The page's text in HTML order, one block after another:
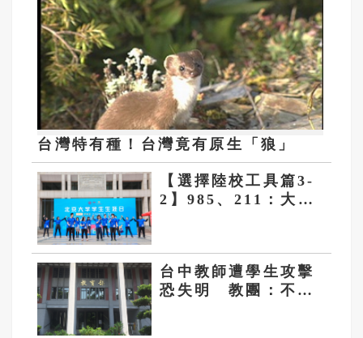
台灣特有種！台灣竟有原生「狼」
【選擇陸校工具篇3-
2】985、211：大陸
台中教師遭學生攻擊
恐失明 教團：不能